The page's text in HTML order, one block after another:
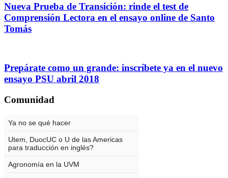
Nueva Prueba de Transición: rinde el test de
Comprensión Lectora en el ensayo online de Santo
Tomás
Prepárate como un grande: inscríbete ya en el nuevo
ensayo PSU abril 2018
Comunidad